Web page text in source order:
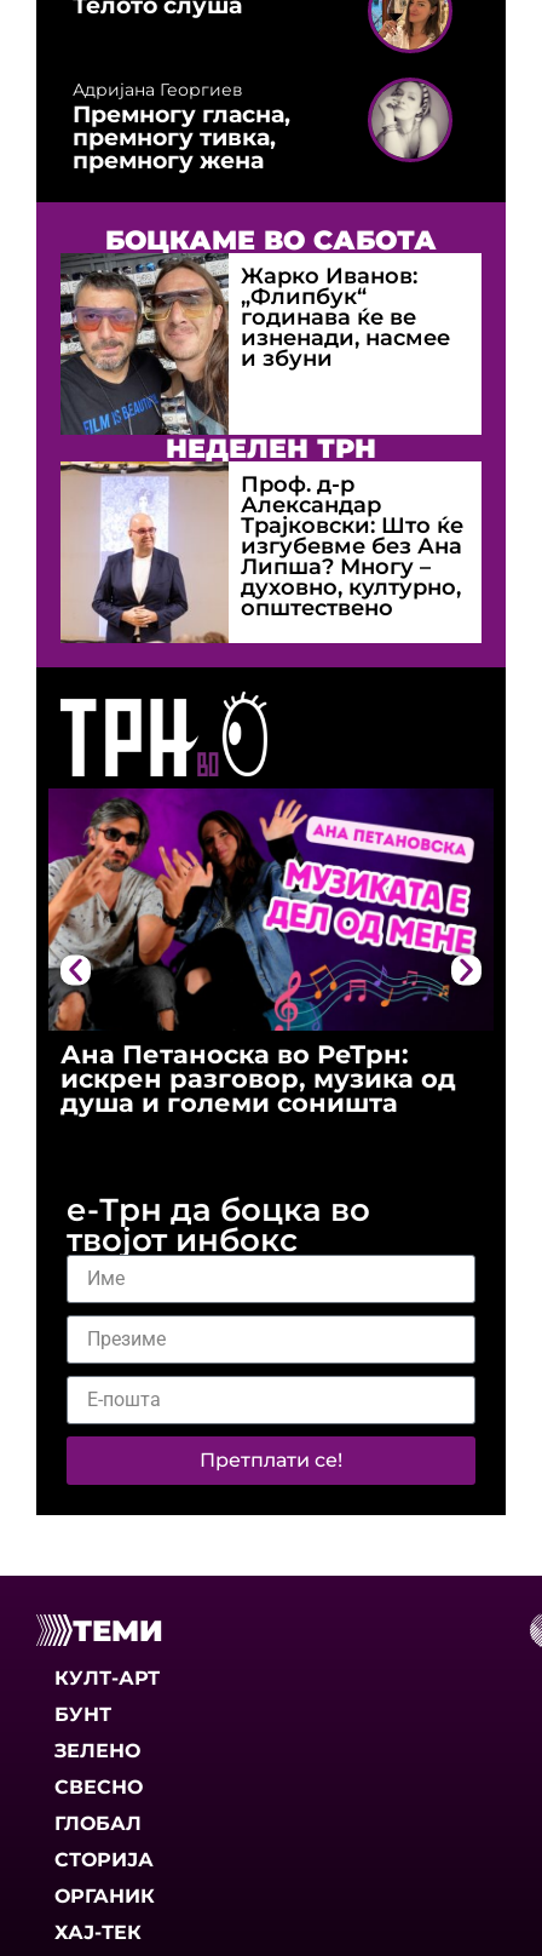
Ана Петаноска во РеТрн:
искрен разговор, музика од
душа и големи соништа
Адријана Георгиев
Премногу гласна,
премногу тивка,
премногу жена
БОЦКАМЕ ВО САБОТА
Жарко Иванов:
„Флипбук“
годинава ќе ве
изненади, насмее
и збуни
НЕДЕЛЕН ТРН
Проф. д-р
Александар
Трајковски: Што ќе
изгубевме без Ана
Липша? Многу –
духовно, културно,
општествено
е-Трн да боцка во
твојот инбокс
Претплати се!
ТЕМИ
КУЛТ-АРТ
БУНТ
ЗЕЛЕНО
СВЕСНО
ГЛОБАЛ
СТОРИЈА
ОРГАНИК
ХАЈ-ТЕК